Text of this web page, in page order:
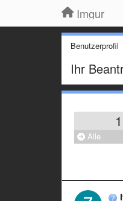
Imgur
Benutzerprofil
Ihr
1
Alle